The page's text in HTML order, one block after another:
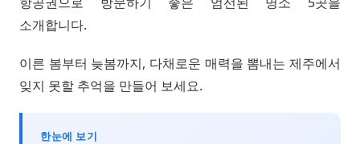
소개합니다.
이른 봄부터 늦봄까지, 다채로운 매력을 뽐내는 제주에서
잊지 못할 추억을 만들어 보세요.
한눈에 보기